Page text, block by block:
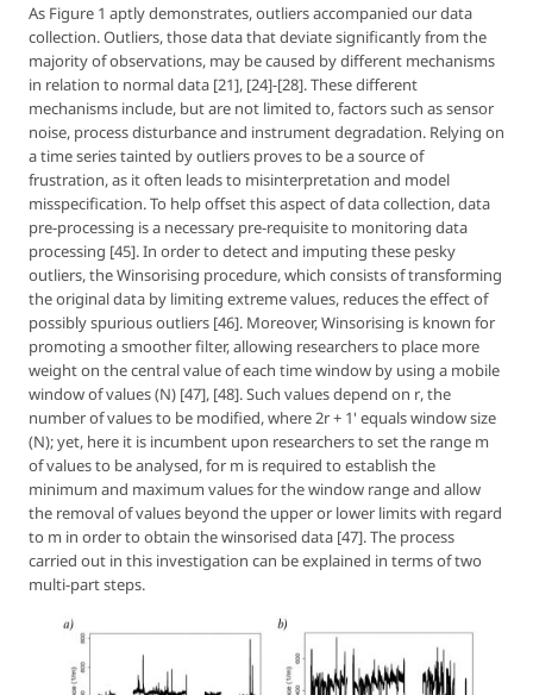
As Figure 1 aptly demonstrates, outliers accompanied our data
collection. Outliers, those data that deviate significantly from the
majority of observations, may be caused by different mechanisms
in relation to normal data [21], [24]-[28]. These different
mechanisms include, but are not limited to, factors such as sensor
noise, process disturbance and instrument degradation. Relying on
a time series tainted by outliers proves to be a source of
frustration, as it often leads to misinterpretation and model
misspecification. To help offset this aspect of data collection, data
pre-processing is a necessary pre-requisite to monitoring data
processing [45]. In order to detect and imputing these pesky
outliers, the Winsorising procedure, which consists of transforming
the original data by limiting extreme values, reduces the effect of
possibly spurious outliers [46]. Moreover, Winsorising is known for
promoting a smoother filter, allowing researchers to place more
weight on the central value of each time window by using a mobile
window of values (N) [47], [48]. Such values depend on r, the
number of values to be modified, where2r + 1' equals window size
(N); yet, here it is incumbent upon researchers to set the range m
of values to be analysed, for m is required to establish the
minimum and maximum values for the window range and allow
the removal of values beyond the upper or lower limits with regard
to m in order to obtain the winsorised data [47]. The process
carried out in this investigation can be explained in terms of two
multi-part steps.